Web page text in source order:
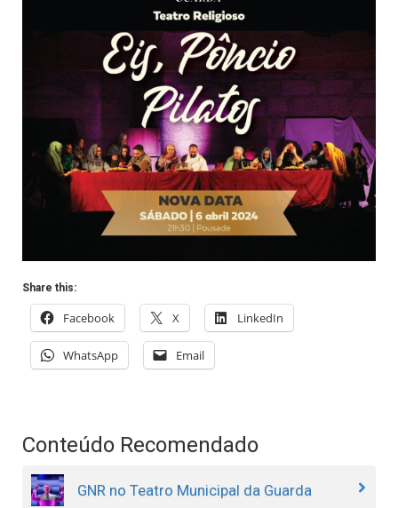
Share this:
Facebook X LinkedIn
WhatsApp Email
Conteúdo Recomendado
GNR no Teatro Municipal da Guarda